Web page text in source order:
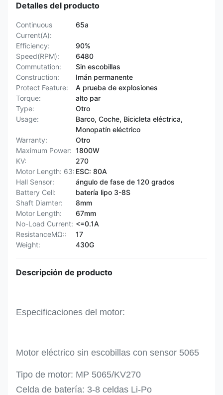
Detalles del producto
Continuous
Current(A):
65a
Efficiency:
90%
Speed(RPM):
6480
Commutation:
Sin escobillas
Construction:
Imán permanente
Protect Feature:
A prueba de explosiones
Torque:
alto par
Type:
Otro
Usage:
Barco, Coche, Bicicleta eléctrica,
Monopatín eléctrico
Warranty:
Otro
Maximum Power: 1800W
KV:
270
Motor Length: 63: ESC: 80A
Hall Sensor:
ángulo de fase de 120 grados
Battery Cell:
batería lipo 3-8S
Shaft Diamter:
8mm
Motor Length:
67mm
No-Load Current: <=0.1A
ResistanceMΩ::
17
Weight:
430G
Descripción de producto
Especificaciones del motor:
Motor eléctrico sin escobillas con sensor 5065
Tipo de motor: MP 5065/KV270
Celda de batería: 3-8 celdas Li-Po